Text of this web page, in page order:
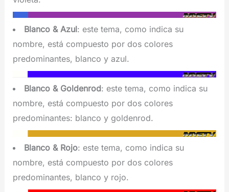
Blanco & Azul: este tema, como indica su
nombre, está compuesto por dos colores
predominantes, blanco y azul.
Blanco & Goldenrod: este tema, como indica su
nombre, está compuesto por dos colores
predominantes: blanco y goldenrod.
Blanco & Rojo: este tema, como indica su
nombre, está compuesto por dos colores
predominantes, blanco y rojo.